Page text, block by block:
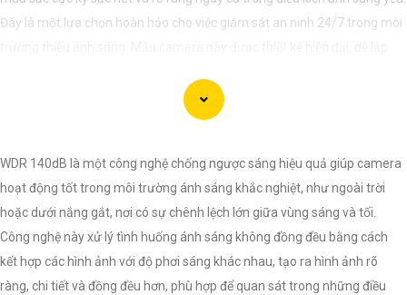
Đây là một lựa chọn hoàn hảo cho việc giám sát an ninh 24/7 trong môi
gia đình, hay nhà kho. Camera Quan Sát IP ColorVu cung cấp khả năng
quan sát từ xa qua hệ thống mạng internet, giúp bạn dễ dàng theo dõi
WDR 140dB là một công nghệ chống ngược sáng hiệu quả giúp camera
hoạt động tốt trong môi trường ánh sáng khắc nghiệt, như ngoài trời
hoặc dưới nắng gắt, nơi có sự chênh lệch lớn giữa vùng sáng và tối.
Công nghệ này xử lý tình huống ánh sáng không đồng đều bằng cách
kết hợp các hình ảnh với độ phơi sáng khác nhau, tạo ra hình ảnh rõ
ràng, chi tiết và đồng đều hơn, phù hợp để quan sát trong những điều